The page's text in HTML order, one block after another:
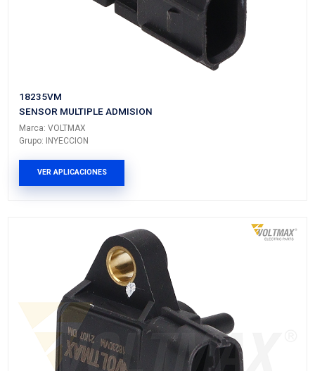
96330547VM
SENSOR MULTIPLE ADMISION
Marca: VOLTMAX